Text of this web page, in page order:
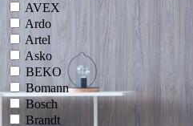
AVEX
Ardo
Artel
Asko
BEKO
Bomann
Bosch
Brandt